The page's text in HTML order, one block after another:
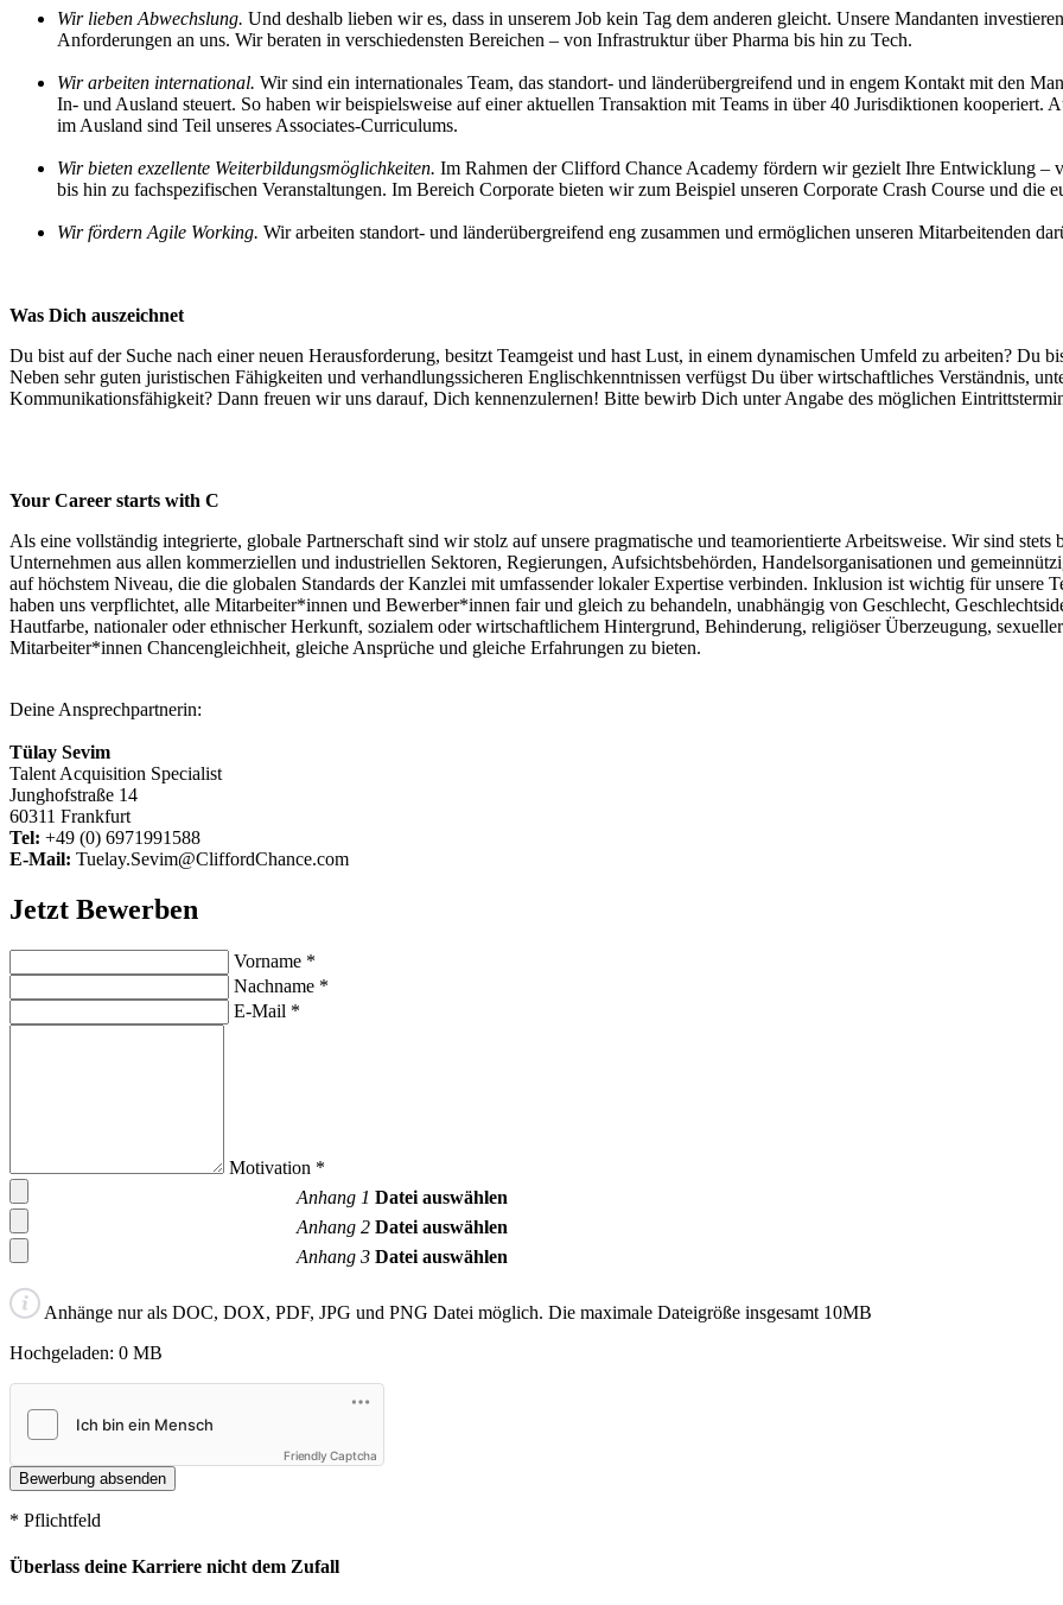
Wir lieben Abwechslung. Und deshalb lieben wir es, dass in unserem Job kein Tag dem anderen gleicht. Unsere Mandanten
Anforderungen an uns. Wir beraten in verschiedensten Bereichen – von Infrastruktur über Pharma bis hin zu Tech.
Wir arbeiten international. Wir sind ein internationales Team, das standort- und länderübergreifend und in engem Kontakt mit den
In- und Ausland steuert. So haben wir beispielsweise auf einer aktuellen Transaktion mit Teams in über 40 Jurisdiktionen kooperiert.
im Ausland sind Teil unseres Associates-Curriculums.
Wir bieten exzellente Weiterbildungsmöglichkeiten. Im Rahmen der Clifford Chance Academy fördern wir gezielt Ihre Entwicklung –
bis hin zu fachspezifischen Veranstaltungen. Im Bereich Corporate bieten wir zum Beispiel unseren Corporate Crash Course und die
Wir fördern Agile Working. Wir arbeiten standort- und länderübergreifend eng zusammen und ermöglichen unseren Mitarbeitenden
Was Dich auszeichnet
Du bist auf der Suche nach einer neuen Herausforderung, besitzt Teamgeist und hast Lust, in einem dynamischen Umfeld zu arbeiten? Du
Neben sehr guten juristischen Fähigkeiten und verhandlungssicheren Englischkenntnissen verfügst Du über wirtschaftliches Verständnis,
Kommunikationsfähigkeit? Dann freuen wir uns darauf, Dich kennenzulernen! Bitte bewirb Dich unter Angabe des möglichen
Your Career starts with C
Als eine vollständig integrierte, globale Partnerschaft sind wir stolz auf unsere pragmatische und teamorientierte Arbeitsweise. Wir sind
Unternehmen aus allen kommerziellen und industriellen Sektoren, Regierungen, Aufsichtsbehörden, Handelsorganisationen und
auf höchstem Niveau, die die globalen Standards der Kanzlei mit umfassender lokaler Expertise verbinden. Inklusion ist wichtig für unsere
haben uns verpflichtet, alle Mitarbeiter*innen und Bewerber*innen fair und gleich zu behandeln, unabhängig von Geschlecht,
Hautfarbe, nationaler oder ethnischer Herkunft, sozialem oder wirtschaftlichem Hintergrund, Behinderung, religiöser Überzeugung,
Mitarbeiter*innen Chancengleichheit, gleiche Ansprüche und gleiche Erfahrungen zu bieten.
Deine Ansprechpartnerin:
Tülay Sevim
Talent Acquisition Specialist
Junghofstraße 14
60311 Frankfurt
Tel: +49 (0) 6971991588
E-Mail: Tuelay.Sevim@CliffordChance.com
Jetzt Bewerben
Vorname *
Nachname *
E-Mail *
Motivation *
Anhang 1 Datei auswählen
Anhang 2 Datei auswählen
Anhang 3 Datei auswählen
Anhänge nur als DOC, DOX, PDF, JPG und PNG Datei möglich. Die maximale Dateigröße insgesamt 10MB
Hochgeladen: 0 MB
Friendly Captcha
* Pflichtfeld
Überlass deine Karriere nicht dem Zufall